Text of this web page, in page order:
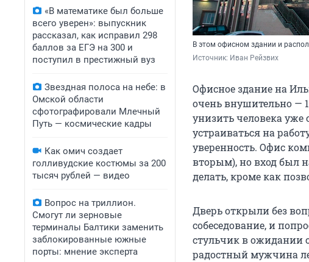
«В математике был больше
всего уверен»: выпускник
рассказал, как исправил 298
баллов за ЕГЭ на 300 и
поступил в престижный вуз
Звездная полоса на небе: в
Омской области
сфотографировали Млечный
Путь — космические кадры
Как омич создает
голливудские костюмы за 200
тысяч рублей — видео
Вопрос на триллион.
Смогут ли зерновые
терминалы Балтики заменить
заблокированные южные
порты: мнение эксперта
В этом офисном здании и
Источник: Иван Рейзвих
Офисное здание на
очень внушительно —
унизить человека уже
устраиваться на
уверенность. Офис
вторым), но вход был
делать, кроме как
Дверь открыли без
собеседование, и
стульчик в ожидании
радостный мужчина